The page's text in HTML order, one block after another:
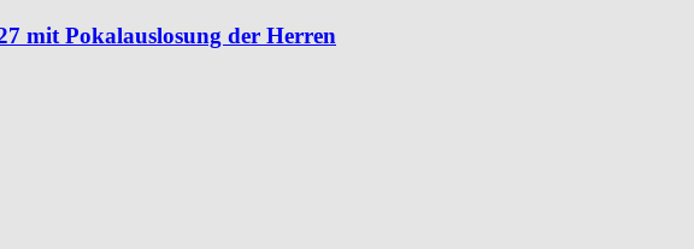
mit Pokalauslosung der Herren